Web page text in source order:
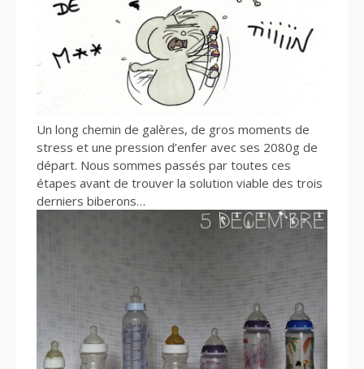
Un long chemin de galères, de gros moments de
stress et une pression d’enfer avec ses 2080g de
départ. Nous sommes passés par toutes ces
étapes avant de trouver la solution viable des trois
derniers biberons…